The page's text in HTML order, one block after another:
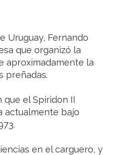
Uruguay, Fernando
que organizó la
aproximadamente la
preñadas.
que el Spiridon II
actualmente bajo
en el carguero, y